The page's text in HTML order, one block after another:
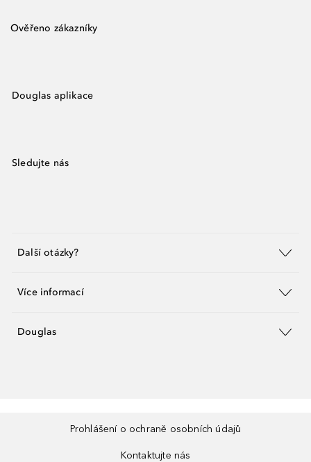
Ověřeno zákazníky
Douglas aplikace
Sledujte nás
Další otázky?
Více informací
Douglas
Prohlášení o ochraně osobních údajů
Kontaktujte nás